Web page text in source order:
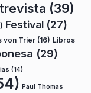
(39)
Festival (27)
von Trier (16) Libros
(29)
(14)
Paul Thomas